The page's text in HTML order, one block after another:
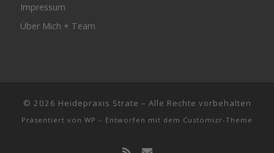
Impressum
Über Mich + Team
© 2026 Heidepraxis Strate – Alle Rechte vorbehalten
Präsentiert von WP – Entworfen mit dem Customizr-Theme